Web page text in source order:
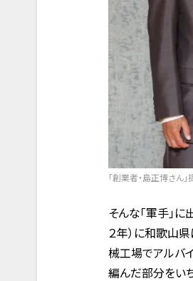
「創業者・島正博さん
そんな「軍手」
２年）に和歌山
械工場でアルバ
編んだ部分をい